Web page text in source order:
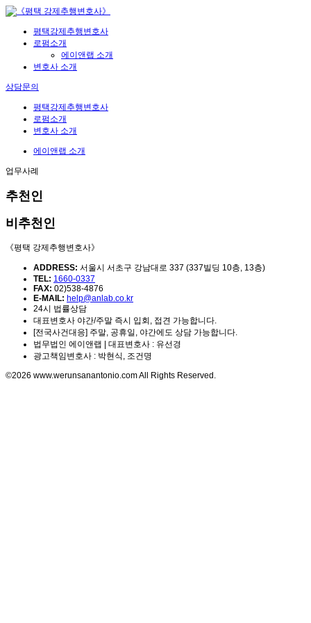
평택강제추행변호사
로펌소개
에이앤랩 소개
변호사 소개
상담문의
평택강제추행변호사
로펌소개
변호사 소개
에이앤랩 소개
업무사례
추천인
비추천인
《평택 강제추행변호사》
ADDRESS: 서울시 서초구 강남대로 337 (337빌딩 10층, 13층)
TEL: 1660-0337
FAX: 02)538-4876
E-MAIL: help@anlab.co.kr
24시 법률상담
대표변호사 야간/주말 즉시 입회, 접견 가능합니다.
[전국사건대응] 주말, 공휴일, 야간에도 상담 가능합니다.
법무법인 에이앤랩 | 대표변호사 : 유선경
광고책임변호사 : 박현식, 조건명
©2026 www.werunsanantonio.com All Rights Reserved.